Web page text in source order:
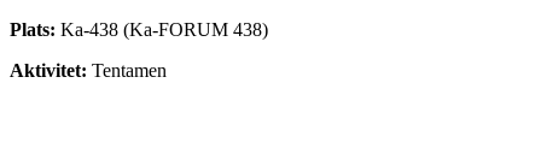
Plats: Ka-438 (Ka-FORUM 438)
Aktivitet: Tentamen